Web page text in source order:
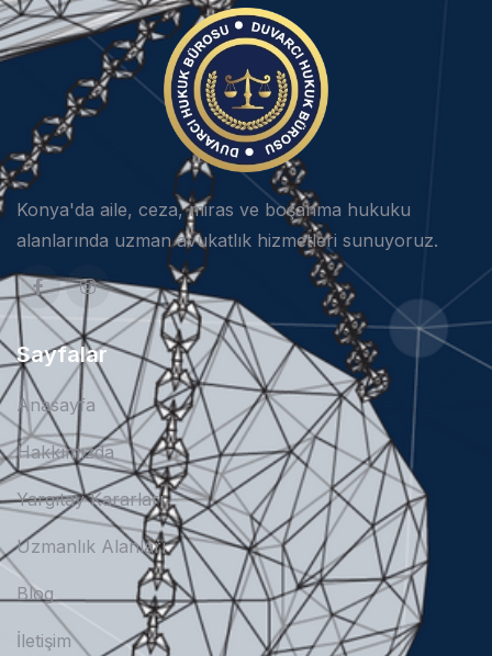
Konya'da aile, ceza, miras ve boşanma hukuku
alanlarında uzman avukatlık hizmetleri sunuyoruz.
Sayfalar
Anasayfa
Hakkımızda
Yargıtay Kararları
Uzmanlık Alanları
Blog
İletişim